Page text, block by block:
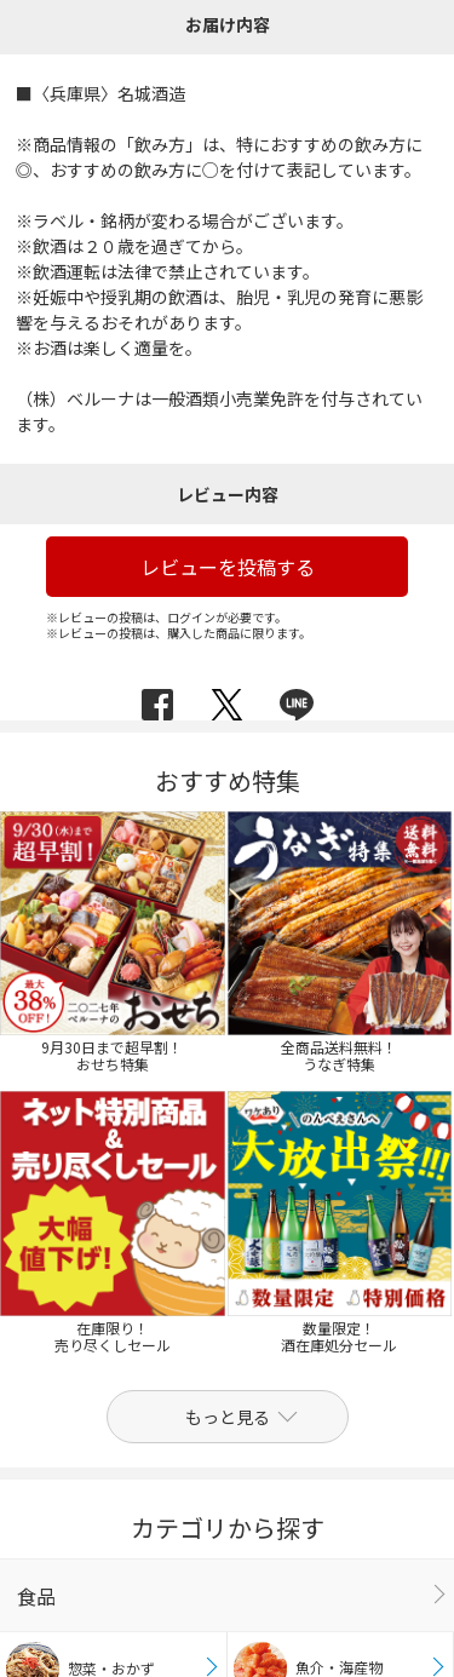
お届け内容
■〈兵庫県〉名城酒造
※商品情報の「飲み方」は、特におすすめの飲み方に
◎、おすすめの飲み方に○を付けて表記しています。
※ラベル・銘柄が変わる場合がございます。
※飲酒は２０歳を過ぎてから。
※飲酒運転は法律で禁止されています。
※妊娠中や授乳期の飲酒は、胎児・乳児の発育に悪影
響を与えるおそれがあります。
※お酒は楽しく適量を。
（株）ベルーナは一般酒類小売業免許を付与されてい
ます。
レビュー内容
レビューを投稿する
※レビューの投稿は、ログインが必要です。
※レビューの投稿は、購入した商品に限ります。
おすすめ特集
9月30日まで超早割！
おせち特集
全商品送料無料！
うなぎ特集
在庫限り！
売り尽くしセール
数量限定！
酒在庫処分セール
もっと見る
カテゴリから探す
食品
惣菜・おかず 魚介・海産物